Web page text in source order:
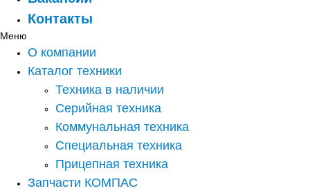
Контакты
Меню
О компании
Каталог техники
Техника в наличии
Серийная техника
Коммунальная техника
Специальная техника
Прицепная техника
Запчасти КОМПАС